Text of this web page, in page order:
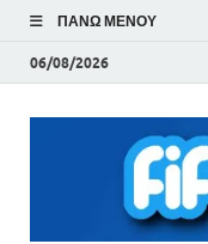
ΠΆΝΩ ΜΕΝΟΎ
06/08/2026